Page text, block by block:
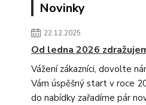
Novinky
22.12.2025
Od ledna 2026
Vážení zákazníci, dovolte
Vám úspěšný start v roce
do nabídky zařadíme pár